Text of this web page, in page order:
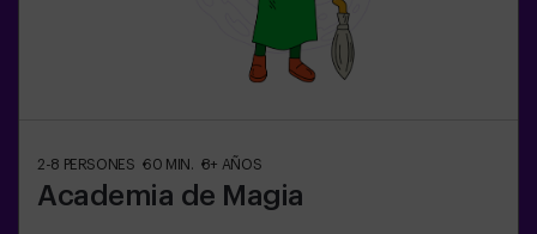
2-8 PERSONES 60 MIN. 8+ AÑOS
Academia de Magia